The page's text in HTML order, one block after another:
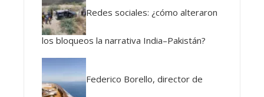
Redes sociales: ¿cómo alteraron
los bloqueos la narrativa India–Pakistán?
Federico Borello, director de